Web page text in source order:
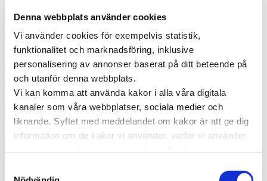
Denna webbplats använder cookies
Vi använder cookies för exempelvis statistik,
funktionalitet och marknadsföring, inklusive
personalisering av annonser baserat på ditt beteende på
och utanför denna webbplats.
Vi kan komma att använda kakor i alla våra digitala
kanaler som våra webbplatser, sociala medier och
liknande. Syftet med meddelandet om kakor är att ge dig
information om de kakor vi använder, varför vi använder
vi behandlar personuppgifter i vår
Integritetspolicy
efter erfarenhet och miljö.
– Det viktigaste nya fyndet är att tillväxthormon förbättrar
kognition efter stroke jämfört med kontroller. Om detta fynd står sig
på människa kan det leda till ett genombrott vad gäller behandling
som underlättar rehabilitering och livskvalitet efter stroke, säger
Jörgen Isgaard.
Framåt hoppas forskare kunna börja göra kliniska prövningar
och undersöka om behandlingen är positiv även på längre sikt efter
insjuknande.
– Det här har potential att helt förändra behandlingen av
personer som överlever stroke, konstaterar Jörgen Isgaard.
Läs mer på Hjärta för vården